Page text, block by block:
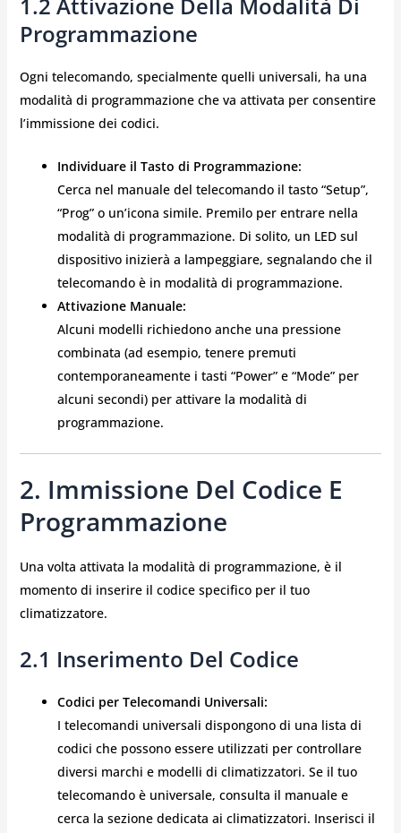
Programmazione
Ogni telecomando, specialmente quelli universali, ha una
modalità di programmazione che va attivata per consentire
l’immissione dei codici.
Individuare il Tasto di Programmazione:
Cerca nel manuale del telecomando il tasto “Setup”,
“Prog” o un’icona simile. Premilo per entrare nella
modalità di programmazione. Di solito, un LED sul
dispositivo inizierà a lampeggiare, segnalando che il
telecomando è in modalità di programmazione.
Attivazione Manuale:
Alcuni modelli richiedono anche una pressione
combinata (ad esempio, tenere premuti
contemporaneamente i tasti “Power” e “Mode” per
alcuni secondi) per attivare la modalità di
programmazione.
2. Immissione Del Codice E
Programmazione
Una volta attivata la modalità di programmazione, è il
momento di inserire il codice specifico per il tuo
climatizzatore.
2.1 Inserimento Del Codice
Codici per Telecomandi Universali:
I telecomandi universali dispongono di una lista di
codici che possono essere utilizzati per controllare
diversi marchi e modelli di climatizzatori. Se il tuo
telecomando è universale, consulta il manuale e
cerca la sezione dedicata ai climatizzatori. Inserisci il